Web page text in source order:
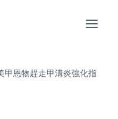
甲恩物趕走甲溝炎強化指